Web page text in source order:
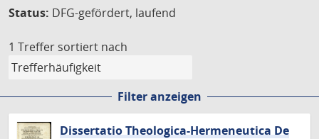
Status: DFG-gefördert, laufend
1 Treffer sortiert nach
Filter anzeigen
Dissertatio Theologica-Hermeneutica De